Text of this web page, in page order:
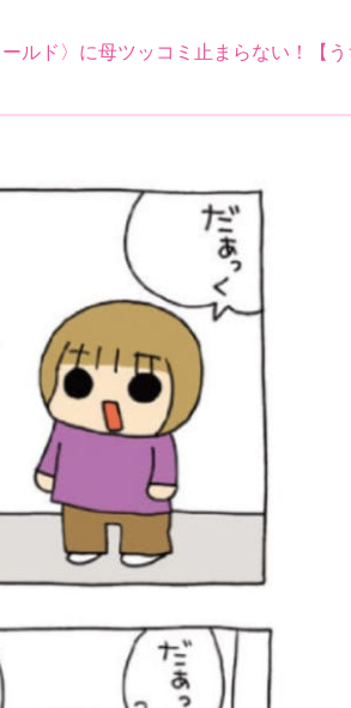
ルド〉に母ツッコミ止まらない！【う